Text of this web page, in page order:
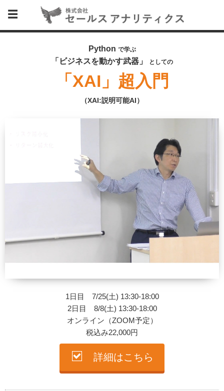
Python で学ぶ
「ビジネスを動かす武器」 としての
「XAI」超入門
（XAI:説明可能AI）
1日目 7/25(土) 13:30-18:00
2日目 8/8(土) 13:30-18:00
オンライン（ZOOM予定）
税込み22,000円
詳細はこちら